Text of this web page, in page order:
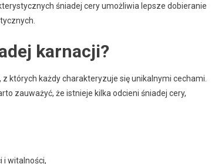
śniadej cery umożliwia lepsze dobieranie
karnacji?
których każdy charakteryzuje się unikalnymi cechami.
zauważyć, że istnieje kilka odcieni śniadej cery,
i witalności,